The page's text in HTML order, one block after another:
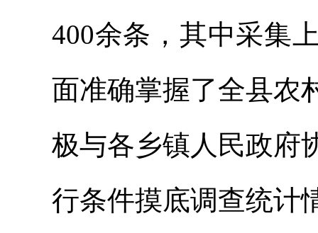
400余条，其中采集
面准确掌握了全县农
极与各乡镇人民政府
行条件摸底调查统计